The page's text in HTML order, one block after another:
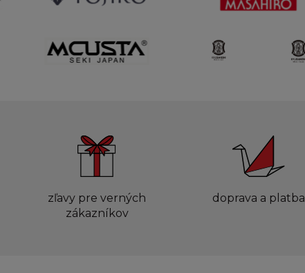
zľavy pre verných
zákazníkov
doprava a platba